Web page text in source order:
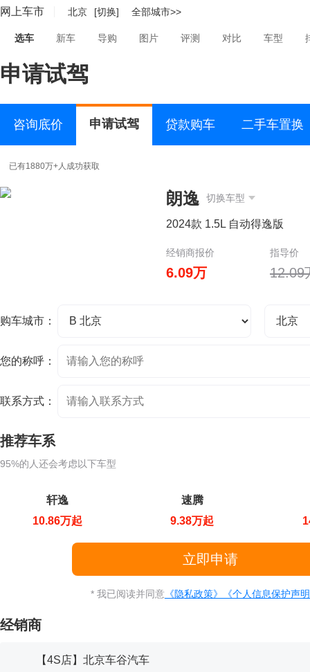
网上车市 北京 [切换] 全部城市>>
选车 新车 导购 图片 评测 对比 车型
申请试驾
咨询底价 申请试驾 贷款购车 二手车置换
已有1880万+人成功获取
朗逸 切换车型
2024款 1.5L 自动得逸版
经销商报价 指导价
6.09万 12.09
购车城市：
您的称呼：
联系方式：
推荐车系
95%的人还会考虑以下车型
轩逸
10.86万起
速腾
9.38万起
* 我已阅读并同意 《隐私政策》 《个人信息保护声
经销商
【4S店】北京车谷汽车